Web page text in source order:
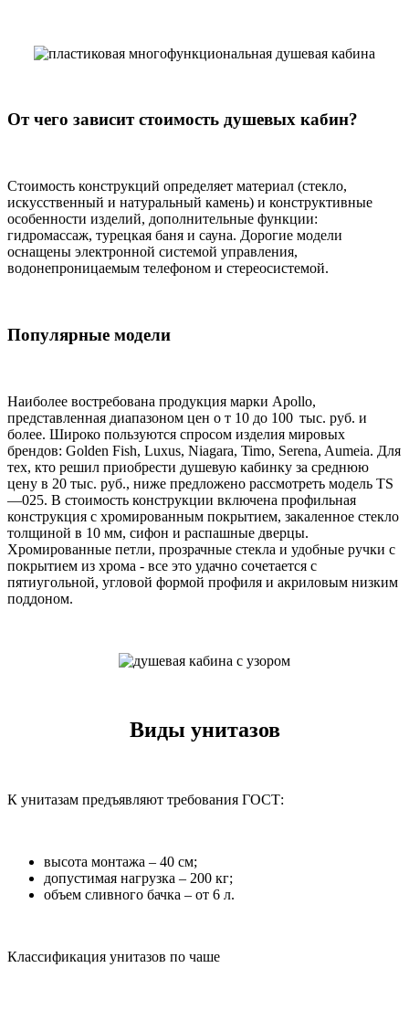
От чего зависит стоимость душевых кабин?
Стоимость конструкций определяет материал (стекло,
искусственный и натуральный камень) и конструктивные
особенности изделий, дополнительные функции:
гидромассаж, турецкая баня и сауна. Дорогие модели
оснащены электронной системой управления,
водонепроницаемым телефоном и стереосистемой.
Популярные модели
Наиболее востребована продукция марки Apollo,
представленная диапазоном цен о т 10 до 100 тыс. руб. и
более. Широко пользуются спросом изделия мировых
брендов: Golden Fish, Luxus, Niagara, Timo, Serena, Aumeia. Для
тех, кто решил приобрести душевую кабинку за среднюю
цену в 20 тыс. руб., ниже предложено рассмотреть модель TS
—025. В стоимость конструкции включена профильная
конструкция с хромированным покрытием, закаленное стекло
толщиной в 10 мм, сифон и распашные дверцы.
Хромированные петли, прозрачные стекла и удобные ручки с
покрытием из хрома - все это удачно сочетается с
пятиугольной, угловой формой профиля и акриловым низким
поддоном.
Виды унитазов
К унитазам предъявляют требования ГОСТ:
высота монтажа – 40 см;
допустимая нагрузка – 200 кг;
объем сливного бачка – от 6 л.
Классификация унитазов по чаше